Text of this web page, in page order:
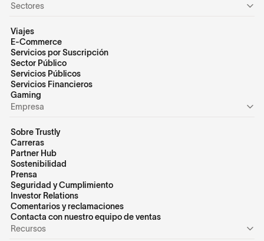
Sectores
Viajes
E-Commerce
Servicios por Suscripción
Sector Público
Servicios Públicos
Servicios Financieros
Gaming
Empresa
Sobre Trustly
Carreras
Partner Hub
Sostenibilidad
Prensa
Seguridad y Cumplimiento
Investor Relations
Comentarios y reclamaciones
Contacta con nuestro equipo de ventas
Recursos